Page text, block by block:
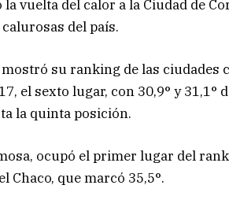
vuelta del calor a la Ciudad de
del país.
su ranking de las ciudades
el sexto lugar, con 30,9° y 31,1°
la quinta posición.
ocupó el primer lugar del
Chaco, que marcó 35,5°.